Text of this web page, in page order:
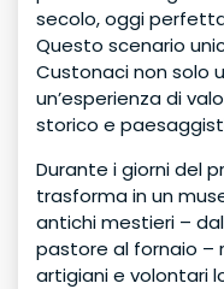
secolo, oggi
Questo scenario
Custonaci non solo
un’esperienza di
storico e
Durante i giorni del
trasforma in un
antichi mestieri –
pastore al fornaio –
artigiani e volontari